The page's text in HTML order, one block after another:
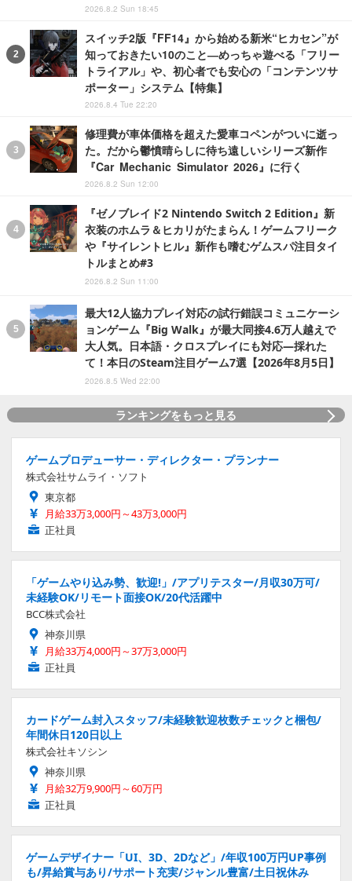
2026.8.2 Sun 18:45
スイッチ2版『FF14』から始める新米“ヒカセン”が
知っておきたい10のこと―めっちゃ遊べる「フリー
トライアル」や、初心者でも安心の「コンテンツサ
ポーター」システム【特集】
2026.8.4 Tue 22:20
修理費が車体価格を超えた愛車コペンがついに逝っ
た。だから鬱憤晴らしに待ち遠しいシリーズ新作
『Car Mechanic Simulator 2026』に行く
2026.8.2 Sun 12:00
『ゼノブレイド2 Nintendo Switch 2 Edition』新
衣装のホムラ＆ヒカリがたまらん！ゲームフリーク
や『サイレントヒル』新作も嗜むゲムスパ注目タイ
トルまとめ#3
2026.8.2 Sun 11:00
最大12人協力プレイ対応の試行錯誤コミュニケーシ
ョンゲーム『Big Walk』が最大同接4.6万人越えで
大人気。日本語・クロスプレイにも対応―採れた
て！本日のSteam注目ゲーム7選【2026年8月5日】
2026.8.5 Wed 22:00
ランキングをもっと見る
ゲームプロデューサー・ディレクター・プランナー
株式会社サムライ・ソフト
東京都
月給33万3,000円～43万3,000円
正社員
「ゲームやり込み勢、歓迎!」/アプリテスター/月収30万可/
未経験OK/リモート面接OK/20代活躍中
BCC株式会社
神奈川県
月給33万4,000円～37万3,000円
正社員
カードゲーム封入スタッフ/未経験歓迎枚数チェックと梱包/
年間休日120日以上
株式会社キソシン
神奈川県
月給32万9,900円～60万円
正社員
ゲームデザイナー「UI、3D、2Dなど」/年収100万円UP事例
も/昇給賞与あり/サポート充実/ジャンル豊富/土日祝休み